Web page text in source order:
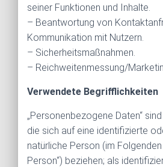
seiner Funktionen und Inhalte.
– Beantwortung von
Kommunikation mit Nutzern.
– Sicherheitsmaßnahmen.
– Reichweitenmessung/
Verwendete Begrifflichkeiten
„Personenbezogene Daten“
die sich auf eine identifizierte
natürliche Person (im
Person“) beziehen; als